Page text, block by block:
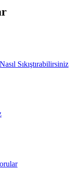
Sıkıştırabilirsiniz